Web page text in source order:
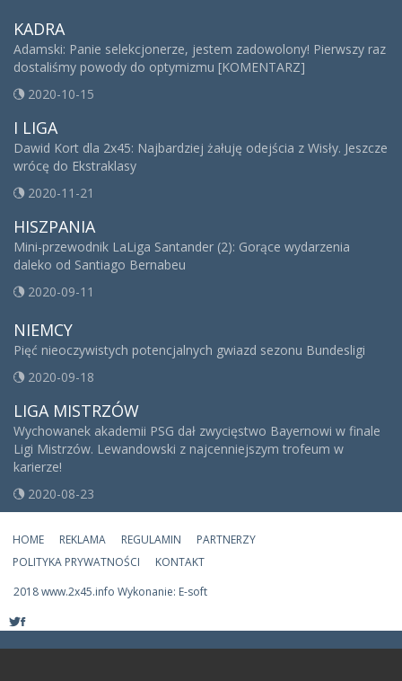
KADRA
Adamski: Panie selekcjonerze, jestem zadowolony! Pierwszy raz
dostaliśmy powody do optymizmu [KOMENTARZ]
2020-10-15
I LIGA
Dawid Kort dla 2x45: Najbardziej żałuję odejścia z Wisły. Jeszcze
wrócę do Ekstraklasy
2020-11-21
HISZPANIA
Mini-przewodnik LaLiga Santander (2): Gorące wydarzenia
daleko od Santiago Bernabeu
2020-09-11
NIEMCY
Pięć nieoczywistych potencjalnych gwiazd sezonu Bundesligi
2020-09-18
LIGA MISTRZÓW
Wychowanek akademii PSG dał zwycięstwo Bayernowi w finale
Ligi Mistrzów. Lewandowski z najcenniejszym trofeum w
karierze!
2020-08-23
HOME REKLAMA REGULAMIN
PARTNERZY
POLITYKA PRYWATNOŚCI
KONTAKT
2018 www.2x45.info Wykonanie: E-soft